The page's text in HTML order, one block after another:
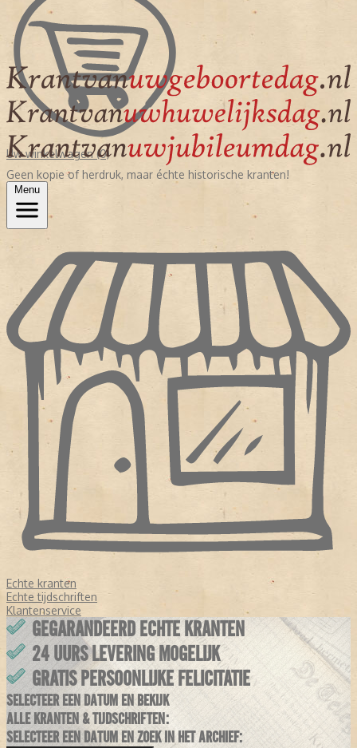
Uw winkelwagen (0)
Geen kopie of herdruk, maar échte historische kranten!
Menu
Echte kranten
Echte tijdschriften
Klantenservice
GEGARANDEERD ECHTE KRANTEN
24 UURS LEVERING MOGELIJK
GRATIS PERSOONLIJKE FELICITATIE
SELECTEER EEN DATUM EN BEKIJK
ALLE KRANTEN & TIJDSCHRIFTEN:
SELECTEER EEN DATUM EN ZOEK IN HET ARCHIEF: